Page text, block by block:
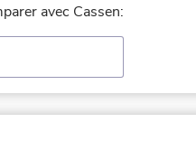
avec Cassen: